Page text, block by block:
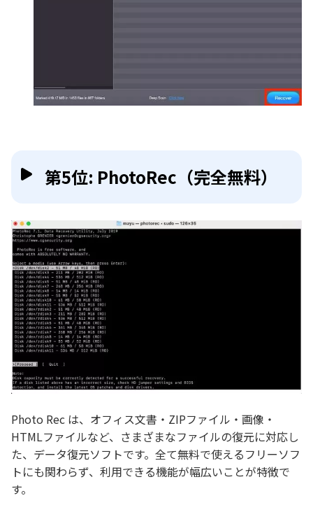
第5位: PhotoRec（完全無料）
Photo Rec は、オフィス文書・ZIPファイル・画像・
HTMLファイルなど、さまざまなファイルの復元に対応し
た、データ復元ソフトです。全て無料で使えるフリーソフ
トにも関わらず、利用できる機能が幅広いことが特徴で
す。